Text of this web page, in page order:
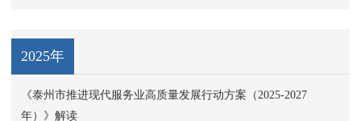
2025年
《泰州市推进现代服务业高质量发展行动方案（2025-2027
年）》解读